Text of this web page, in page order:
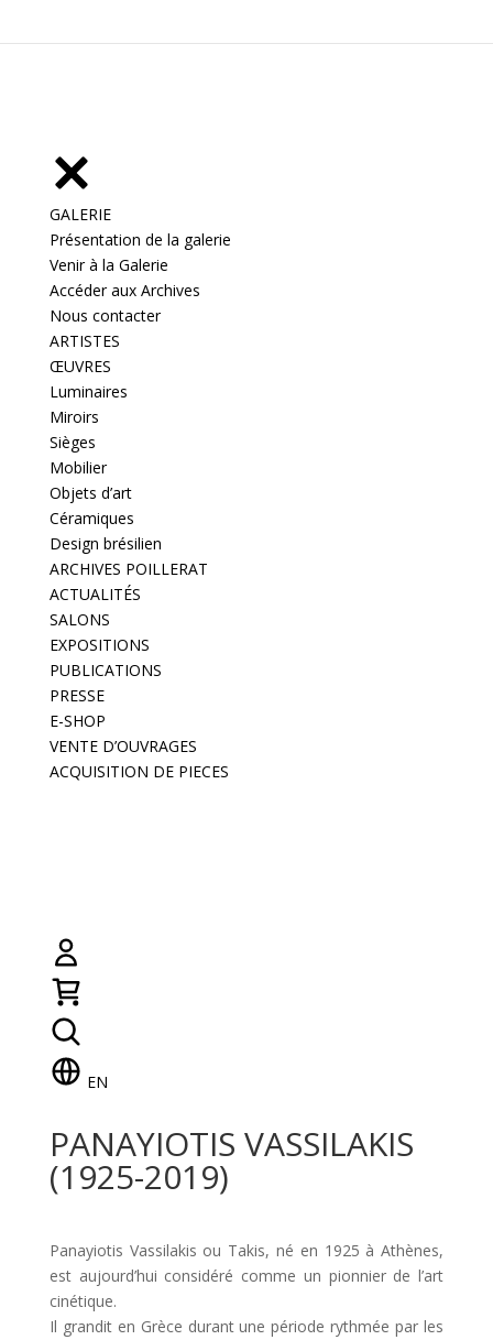
GALERIE
Présentation de la galerie
Venir à la Galerie
Accéder aux Archives
Nous contacter
ARTISTES
ŒUVRES
Luminaires
Miroirs
Sièges
Mobilier
Objets d’art
Céramiques
Design brésilien
ARCHIVES POILLERAT
ACTUALITÉS
SALONS
EXPOSITIONS
PUBLICATIONS
PRESSE
E-SHOP
VENTE D’OUVRAGES
ACQUISITION DE PIECES
EN
PANAYIOTIS VASSILAKIS
(1925-2019)
Panayiotis Vassilakis ou Takis, né en 1925 à Athènes,
est aujourd’hui considéré comme un pionnier de l’art
cinétique.
Il grandit en Grèce durant une période rythmée par les